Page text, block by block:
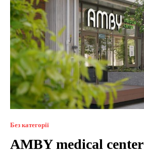
Без категорії
AMBY medical center